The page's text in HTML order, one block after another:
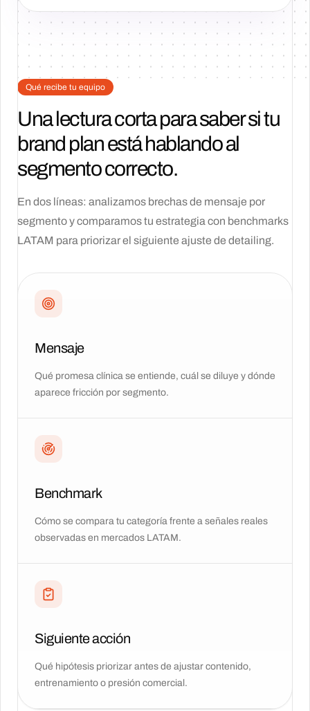
Qué recibe tu equipo
Una lectura corta para saber si tu
brand plan está hablando al
segmento correcto.
En dos líneas: analizamos brechas de mensaje por
segmento y comparamos tu estrategia con benchmarks
LATAM para priorizar el siguiente ajuste de detailing.
Mensaje
Qué promesa clínica se entiende, cuál se diluye y dónde
aparece fricción por segmento.
Benchmark
Cómo se compara tu categoría frente a señales reales
observadas en mercados LATAM.
Siguiente acción
Qué hipótesis priorizar antes de ajustar contenido,
entrenamiento o presión comercial.